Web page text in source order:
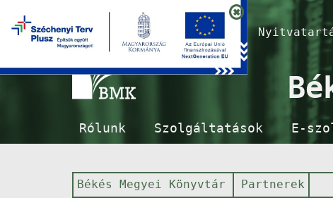
Rólunk Szolgáltatások E-
Békés Megyei Könyvtár Partnerek